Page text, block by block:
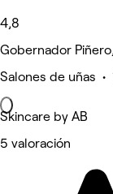
4,8
Gobernador
Salones de uñas •
Skincare by AB
5 valoración